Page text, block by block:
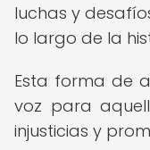
luchas y
lo largo de la
Esta forma de
voz para
injusticias y